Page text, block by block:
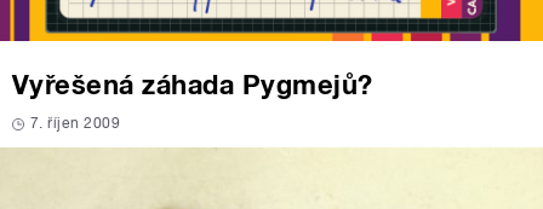
Vyřešená záhada Pygmejů?
7. říjen 2009